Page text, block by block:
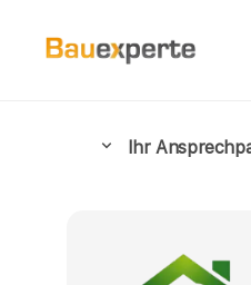
Ihr